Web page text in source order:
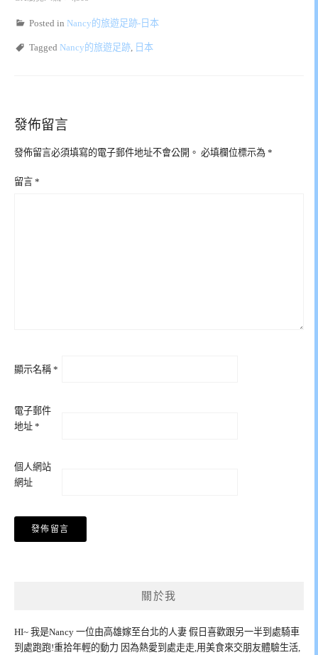
Posted in Nancy的旅遊足跡-日本
Tagged Nancy的旅遊足跡, 日本
發佈留言
發佈留言必須填寫的電子郵件地址不會公開。 必填欄位標示為 *
留言 *
顯示名稱 *
電子郵件
地址 *
個人網站
網址
關於我
HI~ 我是Nancy 一位由高雄嫁至台北的人妻 假日喜歡跟另一半到處騎車
到處跑跑!重拾年輕的動力 因為熱愛到處走走,用美食來交朋友體驗生活,